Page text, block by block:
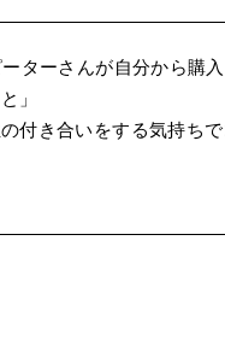
ーターさんが自分から購
」
の付き合いをする気持ち